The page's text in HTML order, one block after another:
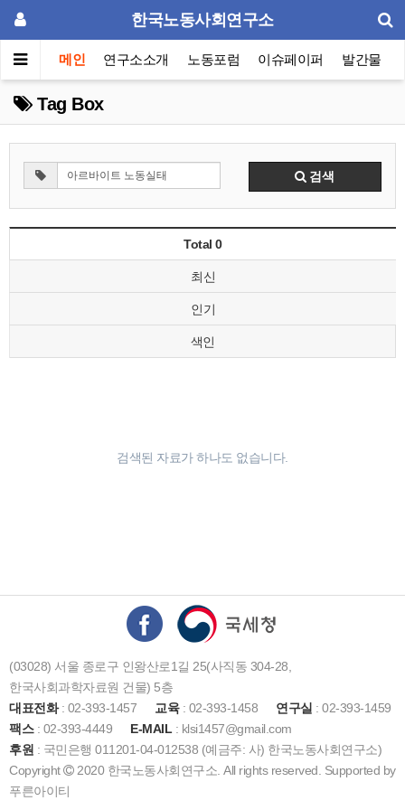
한국노동사회연구소
메인 연구소소개 노동포럼 이슈페이퍼 발간물
Tag Box
검색
Total 0
최신
인기
색인
검색된 자료가 하나도 없습니다.
(03028) 서울 종로구 인왕산로1길 25(사직동 304-28,
한국사회과학자료원 건물) 5층
대표전화: 02-393-1457 교육: 02-393-1458 연구실 : 02-393-1459
팩스: 02-393-4449 E-MAIL : klsi1457@gmail.com
후원 : 국민은행 011201-04-012538 (예금주: 사) 한국노동사회연구소)
Copyright
2020 한국노동사회연구소. All rights reserved. Supported by
푸른아이티